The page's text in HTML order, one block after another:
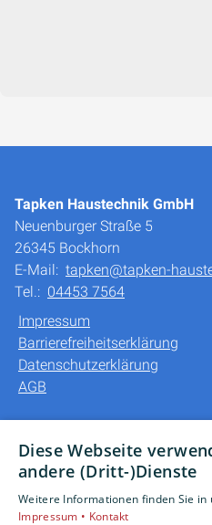
Tapken Haustechnik GmbH
Neuenburger Straße 5
26345 Bockhorn
E-Mail: tapken@tapken-
Tel.: 04453 7564
Impressum
Barrierefreiheitserklärung
Datenschutzerklärung
AGB
Privatkunden
Gewerbekunden
Karriere
Diese Webseite
andere (Dritt-)Dienste
Weitere Informationen finden Sie in
Impressum • Kontakt